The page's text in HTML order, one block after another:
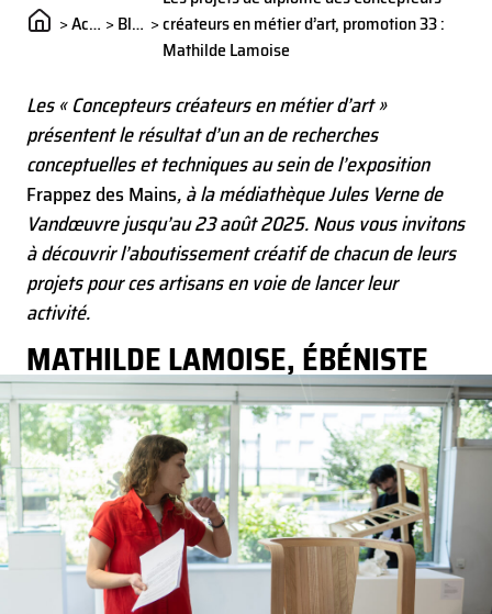
> Actualités > Blog >créateurs en métier d’art, promotion 33 :
Mathilde Lamoise
Les « Concepteurs créateurs en métier d’art »
présentent le résultat d’un an de recherches
conceptuelles et techniques au sein de l’exposition
Frappez des Mains, à la médiathèque Jules Verne de
Vandœuvre jusqu’au 23 août 2025. Nous vous invitons
à découvrir l’aboutissement créatif de chacun de leurs
projets pour ces artisans en voie de lancer leur
activité.
MATHILDE LAMOISE, ÉBÉNISTE